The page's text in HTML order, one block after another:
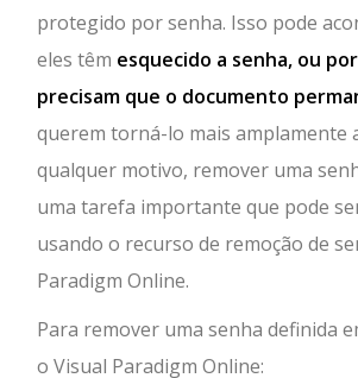
protegido por senha. Isso pode
eles têm esquecido a senha, ou
precisam que o documento
querem torná-lo mais amplamente
qualquer motivo, remover uma
uma tarefa importante que pode
usando o recurso de remoção de
Paradigm Online.
Para remover uma senha definida
o Visual Paradigm Online: